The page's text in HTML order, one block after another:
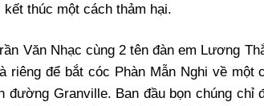
thúc một cách thảm hại.
Văn Nhạc cùng 2 tên đàn em Lương
riêng để bắt cóc Phàn Mẫn Nghi về một
đường Granville. Ban đầu bọn chúng chỉ